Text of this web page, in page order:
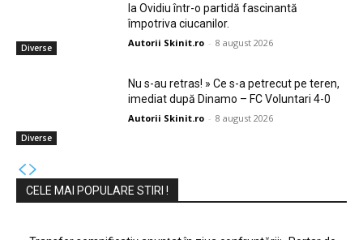
Diverse
la Ovidiu într-o partidă fascinantă
împotriva ciucanilor.
Autorii Skinit.ro - 8 august 2026
Diverse
Nu s-au retras! » Ce s-a petrecut pe teren,
imediat după Dinamo – FC Voluntari 4-0
Autorii Skinit.ro - 8 august 2026
CELE MAI POPULARE STIRI !